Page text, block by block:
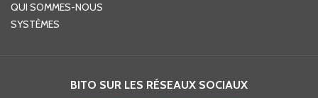
QUI SOMMES-NOUS
SYSTÈMES
BITO SUR LES RÉSEAUX SOCIAUX